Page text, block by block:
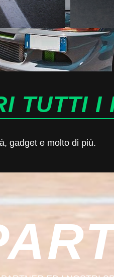
TUTTI I
gadget e molto di più.